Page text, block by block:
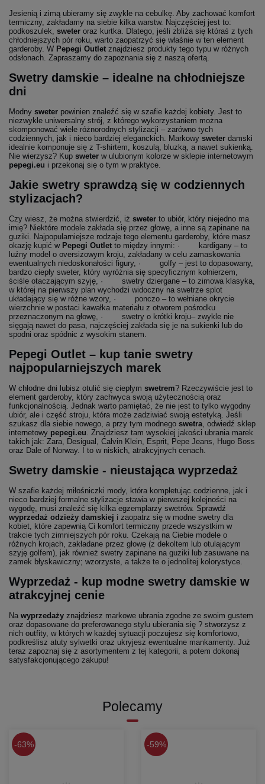
Jesienią i zimą ubieramy się zwykle na cebulkę. Aby zachować komfort
termiczny, zakładamy na siebie kilka warstw. Najczęściej jest to:
podkoszulek, sweter oraz kurtka. Dlatego, jeśli zbliża się któraś z tych
chłodniejszych pór roku, warto zaopatrzyć się właśnie w ten element
garderoby. W Pepegi Outlet znajdziesz produkty tego typu w różnych
odsłonach. Zapraszamy do zapoznania się z naszą ofertą.
Swetry damskie – idealne na chłodniejsze
dni
Modny sweter powinien znaleźć się w szafie każdej kobiety. Jest to
niezwykle uniwersalny strój, z którego wykorzystaniem można
skomponować wiele różnorodnych stylizacji – zarówno tych
codziennych, jak i nieco bardziej eleganckich. Markowy sweter damski
idealnie komponuje się z T-shirtem, koszulą, bluzką, a nawet sukienką.
Nie wierzysz? Kup sweter w ulubionym kolorze w sklepie internetowym
pepegi.eu i przekonaj się o tym w praktyce.
Jakie swetry sprawdzą się w codziennych
stylizacjach?
Czy wiesz, że można stwierdzić, iż sweter to ubiór, który niejedno ma
imię? Niektóre modele zakłada się przez głowę, a inne są zapinane na
guziki. Najpopularniejsze rodzaje tego elementu garderoby, które masz
okazję kupić w Pepegi Outlet to między innymi: · kardigany – to
luźny model o oversizowym kroju, zakładany w celu zamaskowania
ewentualnych niedoskonałości figury, · golfy – jest to dopasowany,
bardzo ciepły sweter, który wyróżnia się specyficznym kołnierzem,
ściśle otaczającym szyję, · swetry dziergane – to zimowa klasyka,
w której na pierwszy plan wychodzi widoczny na swetrze splot
układający się w różne wzory, · ponczo – to wełniane okrycie
wierzchnie w postaci kawałka materiału z otworem pośrodku
przeznaczonym na głowę, · swetry o krótki kroju– zwykle nie
sięgają nawet do pasa, najczęściej zakłada się je na sukienki lub do
spodni oraz spódnic z wysokim stanem.
Pepegi Outlet – kup tanie swetry
najpopularniejszych marek
W chłodne dni lubisz otulić się ciepłym swetrem? Rzeczywiście jest to
element garderoby, który zachwyca swoją użytecznością oraz
funkcjonalnością. Jednak warto pamiętać, że nie jest to tylko wygodny
ubiór, ale i część stroju, która może zadziwiać swoją estetyką. Jeśli
szukasz dla siebie nowego, a przy tym modnego swetra , odwiedź sklep
internetowy pepegi.eu . Znajdziesz tam wysokiej jakości ubrania marek
takich jak: Zara, Desigual, Calvin Klein, Esprit, Pepe Jeans, Hugo Boss
oraz Dale of Norway. I to w niskich, atrakcyjnych cenach.
Swetry damskie - nieustająca wyprzedaż
W szafie każdej miłośniczki mody, która kompletując codzienne, jak i
nieco bardziej formalne stylizacje stawia w pierwszej kolejności na
wygodę, musi znaleźć się kilka egzemplarzy swetrów. Sprawdź
wyprzedaż odzieży damskiej i zaopatrz się w modne swetry dla
kobiet, które zapewnią Ci komfort termiczny przede wszystkim w
trakcie tych zimniejszych pór roku. Czekają na Ciebie modele o
różnych krojach, zakładane przez głowę (z dekoltem lub otulającym
szyję golfem), jak również swetry zapinane na guziki lub zasuwane na
zamek błyskawiczny; wzorzyste, a także te o jednolitej kolorystyce.
Wyprzedaż - kup modne swetry damskie w
atrakcyjnej cenie
Na wyprzedaży znajdziesz markowe ubrania zgodne ze swoim gustem
oraz dopasowane do preferowanego stylu ubierania się ? stworzysz z
nich outfity, w których w każdej sytuacji poczujesz się komfortowo,
podkreślisz atuty sylwetki oraz ukryjesz ewentualne mankamenty. Już
teraz zapoznaj się z asortymentem z tej kategorii, a potem dokonaj
satysfakcjonującego zakupu!
Polecamy
63% 59%